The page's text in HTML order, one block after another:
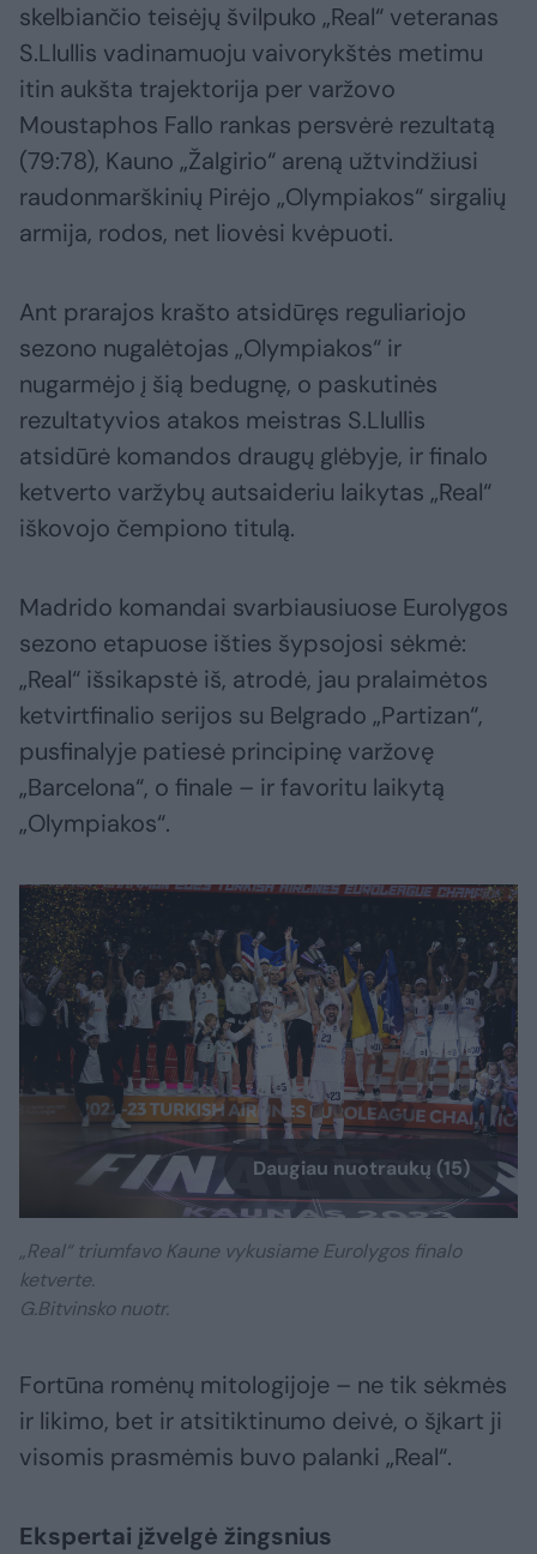
skelbiančio teisėjų švilpuko „Real“ veteranas
S.Llullis vadinamuoju vaivorykštės metimu
itin aukšta trajektorija per varžovo
Moustaphos Fallo rankas persvėrė rezultatą
(79:78), Kauno „Žalgirio“ areną užtvindžiusi
raudonmarškinių Pirėjo „Olympiakos“ sirgalių
armija, rodos, net liovėsi kvėpuoti.
Ant prarajos krašto atsidūręs reguliariojo
sezono nugalėtojas „Olympiakos“ ir
nugarmėjo į šią bedugnę, o paskutinės
rezultatyvios atakos meistras S.Llullis
atsidūrė komandos draugų glėbyje, ir finalo
ketverto varžybų autsaideriu laikytas „Real“
iškovojo čempiono titulą.
Madrido komandai svarbiausiuose Eurolygos
sezono etapuose išties šypsojosi sėkmė:
„Real“ išsikapstė iš, atrodė, jau pralaimėtos
ketvirtfinalio serijos su Belgrado „Partizan“,
pusfinalyje patiesė principinę varžovę
„Barcelona“, o finale – ir favoritu laikytą
„Olympiakos“.
Daugiau nuotraukų (15)
„Real“ triumfavo Kaune vykusiame Eurolygos finalo
ketverte.
G.Bitvinsko nuotr.
Fortūna romėnų mitologijoje – ne tik sėkmės
ir likimo, bet ir atsitiktinumo deivė, o šįkart ji
visomis prasmėmis buvo palanki „Real“.
Ekspertai įžvelgė žingsnius